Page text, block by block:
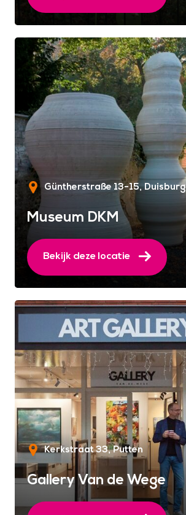
Güntherstraße 13-15 Duisburg
Museum DKM
Bekijk deze locatie
Kerkstraat 33 Putten
Gallery Van de Wege